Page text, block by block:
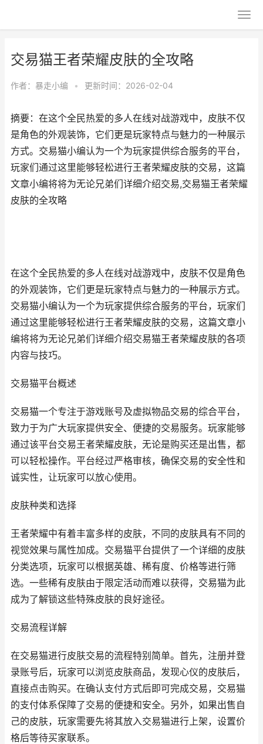
交易猫王者荣耀皮肤的全攻略
作者： 暴走小编 • 更新时间：2026-02-04
摘要：在这个全民热爱的多人在线对战游戏中，皮肤不仅
是角色的外观装饰，它们更是玩家特点与魅力的一种展示
方式。交易猫小编认为一个为玩家提供综合服务的平台，
玩家们通过这里能够轻松进行王者荣耀皮肤的交易，这篇
文章小编将将为无论兄弟们详细介绍交易,交易猫王者荣耀
皮肤的全攻略
在这个全民热爱的多人在线对战游戏中，皮肤不仅是角色
的外观装饰，它们更是玩家特点与魅力的一种展示方式。
交易猫小编认为一个为玩家提供综合服务的平台，玩家们
通过这里能够轻松进行王者荣耀皮肤的交易，这篇文章小
编将将为无论兄弟们详细介绍交易猫王者荣耀皮肤的各项
内容与技巧。
交易猫平台概述
交易猫一个专注于游戏账号及虚拟物品交易的综合平台，
致力于为广大玩家提供安全、便捷的交易服务。玩家能够
通过该平台交易王者荣耀皮肤，无论是购买还是出售，都
可以轻松操作。平台经过严格审核，确保交易的安全性和
诚实性，让玩家可以放心使用。
皮肤种类和选择
王者荣耀中有着丰富多样的皮肤，不同的皮肤具有不同的
视觉效果与属性加成。交易猫平台提供了一个详细的皮肤
分类选项，玩家可以根据英雄、稀有度、价格等进行筛
选。一些稀有皮肤由于限定活动而难以获得，交易猫为此
成为了解锁这些特殊皮肤的良好途径。
交易流程详解
在交易猫进行皮肤交易的流程特别简单。首先，注册并登
录账号后，玩家可以浏览皮肤商品，发现心仪的皮肤后，
直接点击购买。在确认支付方式后即可完成交易，交易猫
的支付体系保障了交易的便捷和安全。另外，如果出售自
己的皮肤，玩家需要先将其放入交易猫进行上架，设置价
格后等待买家联系。